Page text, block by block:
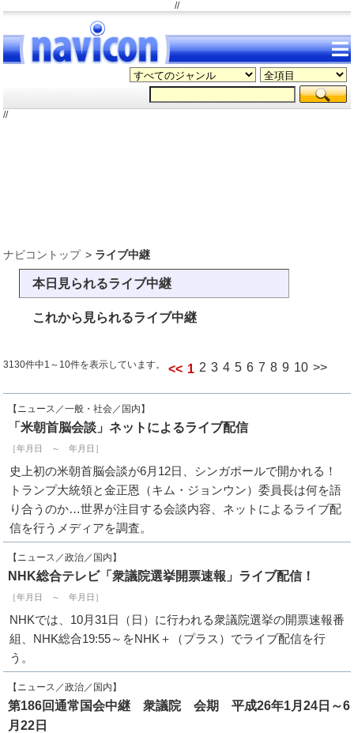
//
//
ナビコントップ ライブ中継
本日見られるライブ中継
これから見られるライブ中継
3130件中1～10件を表示しています。 << 1 2 3 4 5 6 7 8 9 10 >>
【ニュース／一般・社会／国内】
「米朝首脳会談」ネットによるライブ配信
［年月日 ～ 年月日］
史上初の米朝首脳会談が6月12日、シンガポールで開かれる！
トランプ大統領と金正恩（キム・ジョンウン）委員長は何を語
り合うのか…世界が注目する会談内容、ネットによるライブ配
信を行うメディアを調査。
【ニュース／政治／国内】
NHK総合テレビ「衆議院選挙開票速報」ライブ配信！
［年月日 ～ 年月日］
NHKでは、10月31日（日）に行われる衆議院選挙の開票速報番
組、NHK総合19:55～をNHK＋（プラス）でライブ配信を行
う。
【ニュース／政治／国内】
第186回通常国会中継 衆議院 会期 平成26年1月24日～6
月22日